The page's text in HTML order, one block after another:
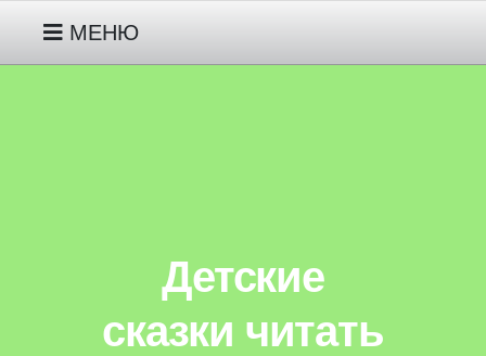
МЕНЮ
МОИ СКАЗКИ ПРО ЖИВОТНЫХ
ДЕТЯМ 3-4-5 ЛЕТ
Детские
сказки читать